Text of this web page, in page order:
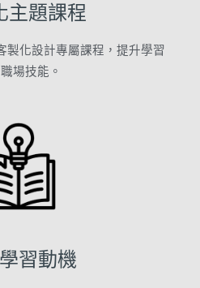
主題課程
製化設計專屬課程，提升學習
場技能。
習動機